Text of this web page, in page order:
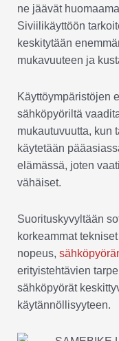
ne jäävät
Siviilikäyttöön
keskitytään
mukavuuteen ja
Käyttöympäristöjen
sähköpyöriltä
mukautuvuutta, kun
käytetään
elämässä, joten
vähäiset.
Suorituskyvyltään
korkeammat
nopeus,
erityistehtävien
sähköpyörät
käytännöllisyyteen.